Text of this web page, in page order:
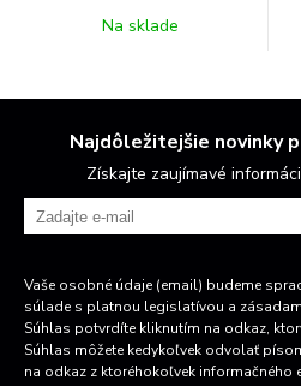
Na sklade
Najdôležitejšie novinky
Získajte zaujímavé
Vaše osobné údaje (email) budeme
súlade s platnou legislatívou a
Súhlas potvrdíte kliknutím na odkaz,
Súhlas môžete kedykoľvek odvolať
na odkaz z ktoréhokoľvek informačného